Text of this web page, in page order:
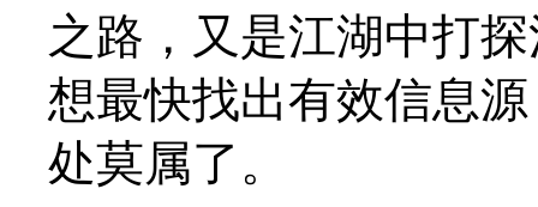
之路，又是江湖中打
想最快找出有效信息
处莫属了。